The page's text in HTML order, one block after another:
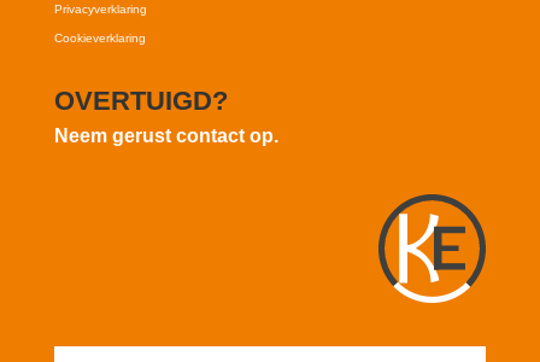
Privacyverklaring
Cookieverklaring
OVERTUIGD?
Neem gerust contact op.